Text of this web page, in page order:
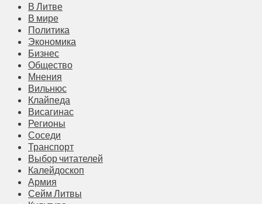
В Литве
В мире
Политика
Экономика
Бизнес
Общество
Мнения
Вильнюс
Клайпеда
Висагинас
Регионы
Соседи
Транспорт
Выбор читателей
Калейдоскоп
Армия
Сейм Литвы